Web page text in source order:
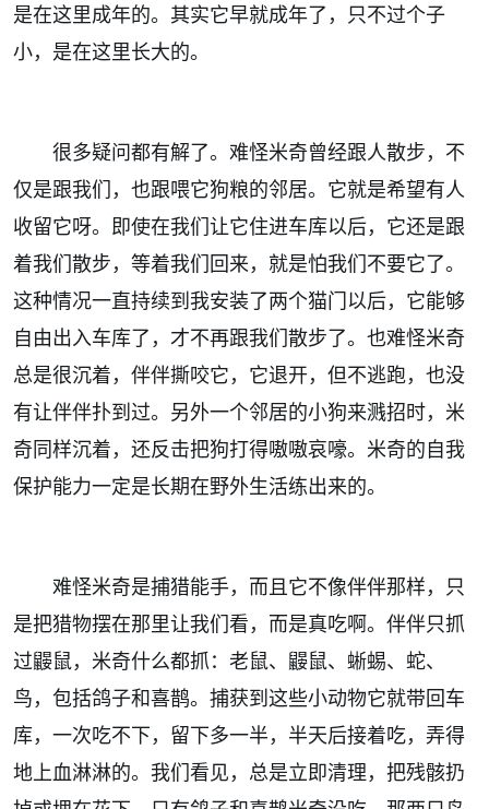
是在这里成年的。其实它早就成年了，只不过个子
小，是在这里长大的。
很多疑问都有解了。难怪米奇曾经跟人散步，不
仅是跟我们，也跟喂它狗粮的邻居。它就是希望有人
收留它呀。即使在我们让它住进车库以后，它还是跟
着我们散步，等着我们回来，就是怕我们不要它了。
这种情况一直持续到我安装了两个猫门以后，它能够
自由出入车库了，才不再跟我们散步了。也难怪米奇
总是很沉着，伴伴撕咬它，它退开，但不逃跑，也没
有让伴伴扑到过。另外一个邻居的小狗来溅招时，米
奇同样沉着，还反击把狗打得嗷嗷哀嚎。米奇的自我
保护能力一定是长期在野外生活练出来的。
难怪米奇是捕猎能手，而且它不像伴伴那样，只
是把猎物摆在那里让我们看，而是真吃啊。伴伴只抓
过鼹鼠，米奇什么都抓：老鼠、鼹鼠、蜥蜴、蛇、
鸟，包括鸽子和喜鹊。捕获到这些小动物它就带回车
库，一次吃不下，留下多一半，半天后接着吃，弄得
地上血淋淋的。我们看见，总是立即清理，把残骸扔